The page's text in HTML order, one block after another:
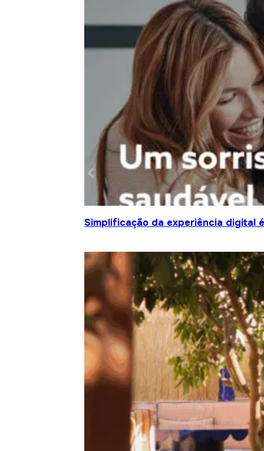
Simplificação da experiência digital